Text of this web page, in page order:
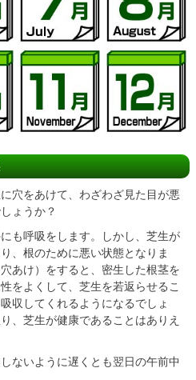
穴をあけて、わざわざ見た目が悪
ょうか？
も呼吸をします。しかし、芝生が
、根のために悪い状態となりま
あけ）をすると、密生した根茎を
をよくして、芝生を若返らせるこ
収してくれるようになるでしょ
、芝生が健康であることはありえ
ないように遅くとも翌日の午前中